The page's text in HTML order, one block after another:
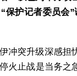
保护记者委员会
冲突升级深感担
火止战是当务